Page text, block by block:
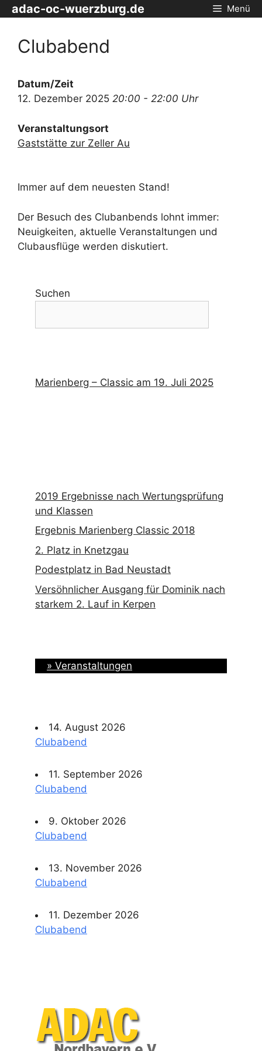
Zum
Inhalt
adac-oc-wuerzburg.de Menü
Clubabend
Datum/Zeit
12. Dezember 2025 20:00 - 22:00 Uhr
Veranstaltungsort
Gaststätte zur Zeller Au
Immer auf dem neuesten Stand!
Der Besuch des Clubanbends lohnt immer:
Neuigkeiten, aktuelle Veranstaltungen und
Clubausflüge werden diskutiert.
Suchen
Marienberg – Classic am 19. Juli 2025
2019 Ergebnisse nach Wertungsprüfung
und Klassen
Ergebnis Marienberg Classic 2018
2. Platz in Knetzgau
Podestplatz in Bad Neustadt
Versöhnlicher Ausgang für Dominik nach
starkem 2. Lauf in Kerpen
» Veranstaltungen
14. August 2026
Clubabend
11. September 2026
Clubabend
9. Oktober 2026
Clubabend
13. November 2026
Clubabend
11. Dezember 2026
Clubabend